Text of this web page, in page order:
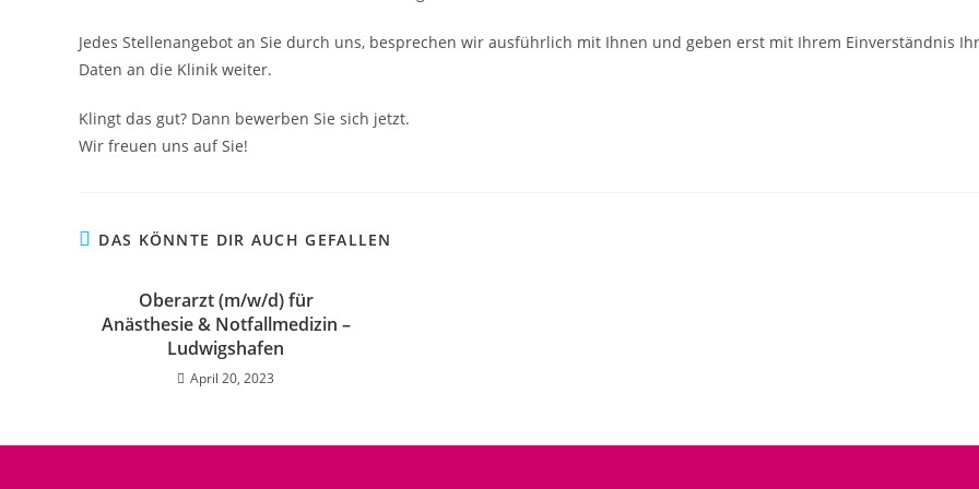
Jedes Stellenangebot an Sie durch uns, besprechen wir ausführlich mit Ihnen und geben erst mit Ihrem Einverständnis
Daten an die Klinik weiter.
Klingt das gut? Dann bewerben Sie sich jetzt.
Wir freuen uns auf Sie!
DAS KÖNNTE DIR AUCH GEFALLEN
Oberarzt (m/w/d) für
Anästhesie & Notfallmedizin –
Ludwigshafen
April 20, 2023